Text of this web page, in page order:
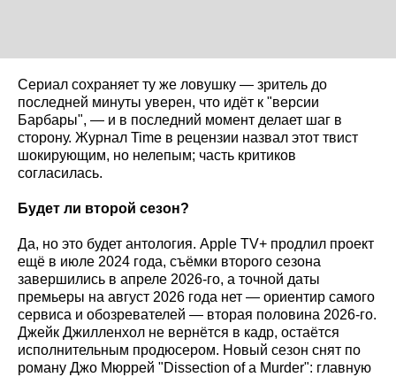
Сериал сохраняет ту же ловушку — зритель до
последней минуты уверен, что идёт к "версии
Барбары", — и в последний момент делает шаг в
сторону. Журнал Time в рецензии назвал этот твист
шокирующим, но нелепым; часть критиков
согласилась.
Будет ли второй сезон?
Да, но это будет антология. Apple TV+ продлил проект
ещё в июле 2024 года, съёмки второго сезона
завершились в апреле 2026-го, а точной даты
премьеры на август 2026 года нет — ориентир самого
сервиса и обозревателей — вторая половина 2026-го.
Джейк Джилленхол не вернётся в кадр, остаётся
исполнительным продюсером. Новый сезон снят по
роману Джо Мюррей "Dissection of a Murder": главную